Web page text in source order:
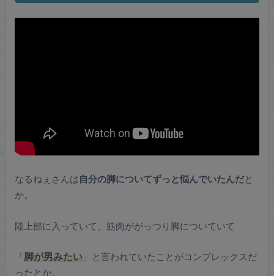
なるねぇさんは自分の脚についてずっと悩んでいたんだと
か。
陸上部に入っていて、筋肉ががっつり脚についていて
「脚が男みたい」と言われていたことがコンプレックスだ
ったとか。